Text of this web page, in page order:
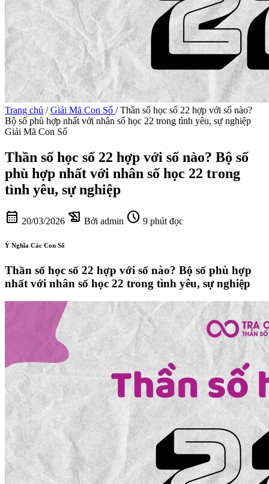
Trang chủ / Giải Mã Con Số / Thần số học số 22 hợp với số nào?
Bộ số phù hợp nhất với nhân số học 22 trong tình yêu, sự nghiệp
Giải Mã Con Số
Thần số học số 22 hợp với số nào? Bộ số
phù hợp nhất với nhân số học 22 trong
tình yêu, sự nghiệp
calendar_month 20/03/2026 history_edu Bởi admin schedule 9 phút đọc
Ý Nghĩa Các Con Số
Thần số học số 22 hợp với số nào? Bộ số phù hợp
nhất với nhân số học 22 trong tình yêu, sự nghiệp